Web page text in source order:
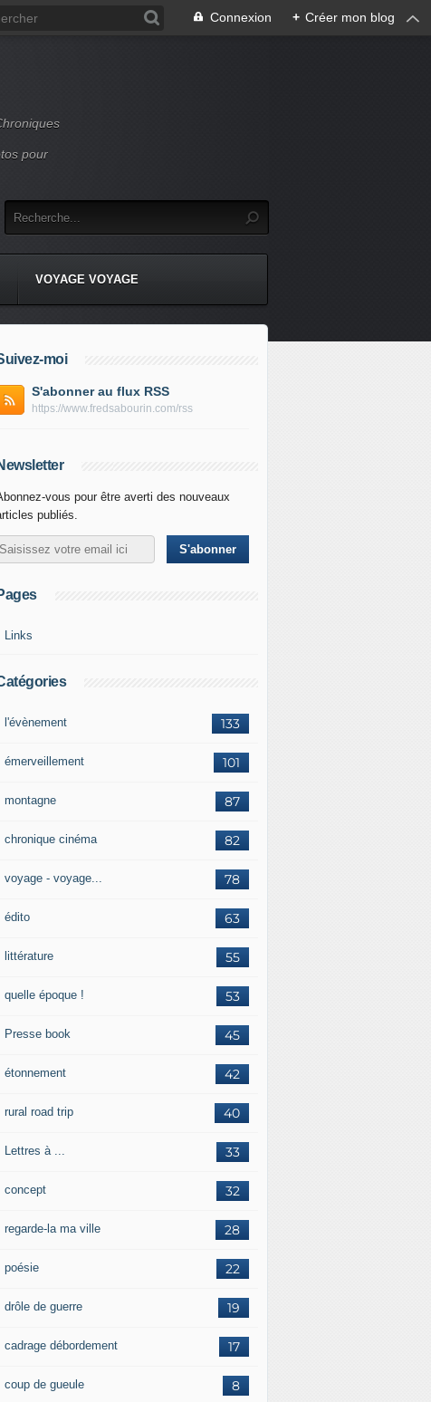
Connexion + Créer mon blog
pour
VOYAGE VOYAGE
moi
S'abonner au flux RSS
https://www.fredsabourin.com/rss
vous pour être averti des nouveaux
publiés.
Links
133
l'évènement
101
émerveillement
87
montagne
82
chronique cinéma
78
voyage - voyage...
63
édito
55
littérature
53
quelle époque !
45
Presse book
42
étonnement
40
rural road trip
33
Lettres à ...
32
concept
28
regarde-la ma ville
22
poésie
19
drôle de guerre
17
cadrage débordement
8
coup de gueule